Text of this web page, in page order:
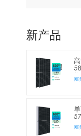
新产品
阅
板
阅